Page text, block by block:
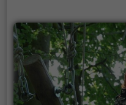
jede Menge Platz für